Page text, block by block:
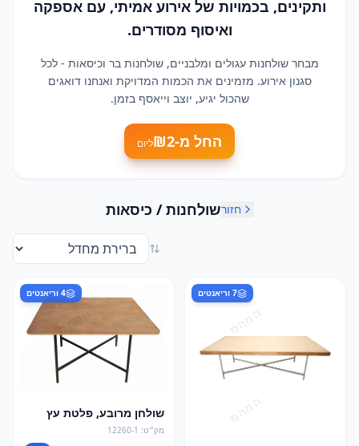
ותקינים, בכמויות של אירוע אמיתי, עם אספקה
ואיסוף מסודרים.
מבחר שולחנות עגולים ומלבניים, שולחנות בר וכיסאות - לכל
סגנון אירוע. מזמינים את הכמות המדויקת ואנחנו דואגים
שהכול יגיע, יוצב וייאסף בזמן.
החל מ-₪2 ליום
חזורשולחנות / כיסאות
7 וריאנטים 4 וריאנטים
שולחן מרובע, פלטת עץ
מק״ט:
12260-1